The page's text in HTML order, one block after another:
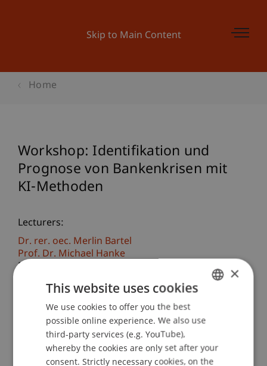
Skip to Main Content
Home
Workshop: Identifikation und
Prognose von Bankenkrisen mit
KI-Methoden
Lecturers:
Dr. rer. oec. Merlin Bartel
Prof. Dr. Michael Hanke
Dr. rer. oec. Sebastian Petric
School or Professorship:
Liechtenstein Executive School
- Der Workshop ist kostenlos.
- Workshopbesucherinnen und -besucher
ENGLISH
×
This website uses cookies
We use cookies to offer you the best
possible online experience. We also use
third-party services (e.g. YouTube),
whereby the cookies are only set after your
consent. Strictly necessary cookies, on the